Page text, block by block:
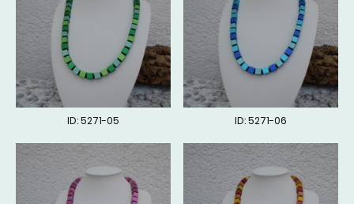
ID: 5271-05 ID: 5271-06